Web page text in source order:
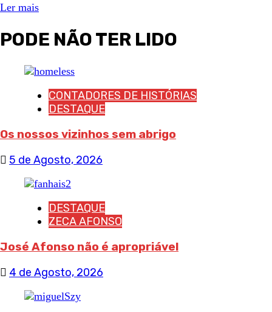
Ler mais
PODE NÃO TER LIDO
CONTADORES DE HISTÓRIAS
DESTAQUE
Os nossos vizinhos sem abrigo
5 de Agosto, 2026
DESTAQUE
ZECA AFONSO
José Afonso não é apropriável
4 de Agosto, 2026